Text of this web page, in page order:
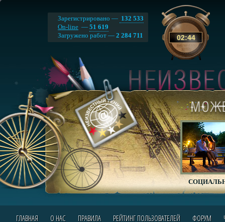
02:44
Зарегистрировано — 132 533
On-line — 51 619
Загружено работ — 2 284 711
ГЛАВНАЯ О НАС ПРАВИЛА РЕЙТИНГ ПОЛЬЗОВАТЕЛЕЙ ФОРУМ